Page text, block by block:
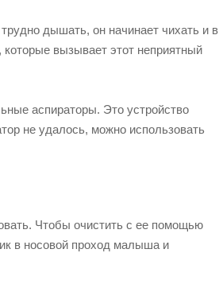
дышать, он начинает чихать и в
вызывает этот неприятный
аспираторы. Это устройство
не удалось, можно использовать
Чтобы очистить с ее помощью
в носовой проход малыша и